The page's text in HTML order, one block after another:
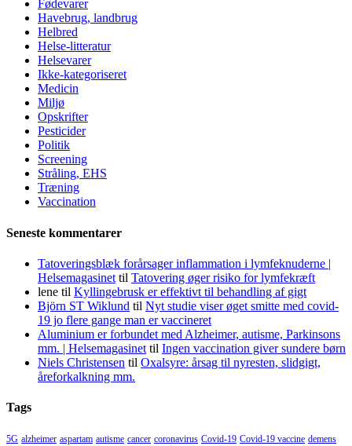
Fødevarer
Havebrug, landbrug
Helbred
Helse-litteratur
Helsevarer
Ikke-kategoriseret
Medicin
Miljø
Opskrifter
Pesticider
Politik
Screening
Stråling, EHS
Træning
Vaccination
Seneste kommentarer
Tatoveringsblæk forårsager inflammation i lymfeknuderne |
Helsemagasinet til Tatovering øger risiko for lymfekræft
lene til Kyllingebrusk er effektivt til behandling af gigt
Björn ST Wiklund til Nyt studie viser øget smitte med covid-
19 jo flere gange man er vaccineret
Aluminium er forbundet med Alzheimer, autisme, Parkinsons
mm. | Helsemagasinet til Ingen vaccination giver sundere børn
Niels Christensen til Oxalsyre: årsag til nyresten, slidgigt,
åreforkalkning mm.
Tags
5G alzheimer aspartam autisme cancer coronavirus Covid-19 Covid-19 vaccine demens